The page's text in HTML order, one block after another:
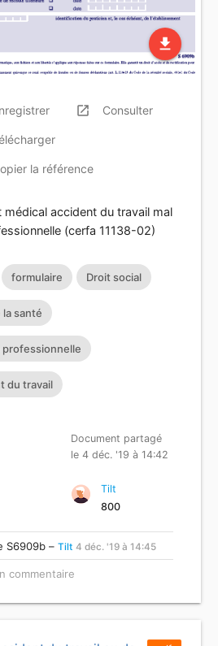
file_download
launch Consulter
la référence
médical accident du travail mal
(cerfa 11138-02)
formulaire Droit social
santé
professionnelle
du travail
Document partagé
le 4 déc. '19 à 14:42
Tilt
800
S6909b –Tilt 4 déc. '19 à 14:45
commentaire